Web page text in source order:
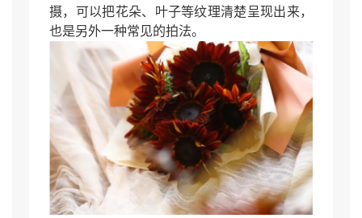
摄，可以把花朵、叶子等纹理清楚呈现出来，
也是另外一种常见的拍法。